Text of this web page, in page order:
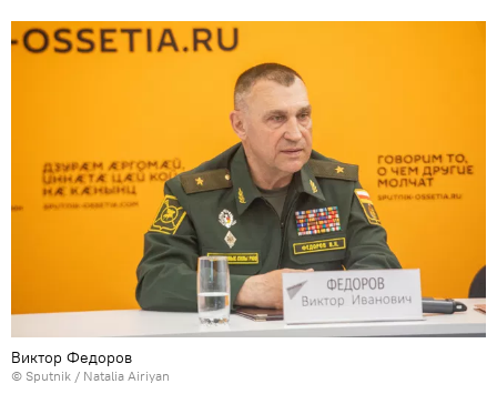
Виктор Федоров
© Sputnik / Natalia Airiyan